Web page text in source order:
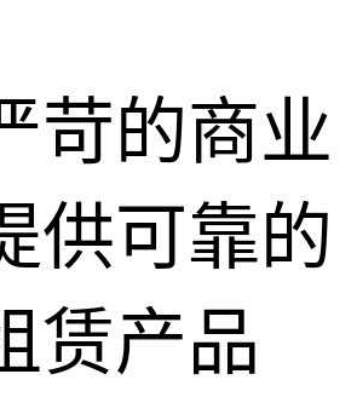
苛的商业
供可靠的
赁产品